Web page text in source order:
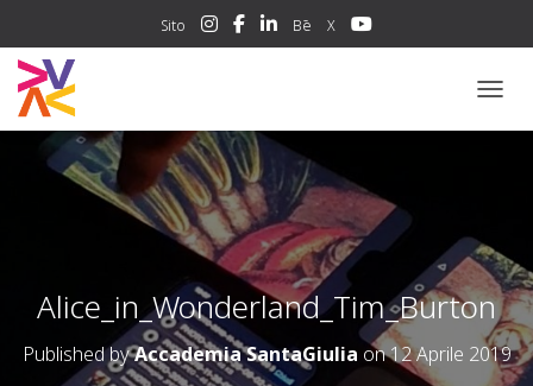
Sito Bē X
Alice_in_Wonderland_Tim_Burton
Published byAccademia SantaGiulia on12 Aprile 2019